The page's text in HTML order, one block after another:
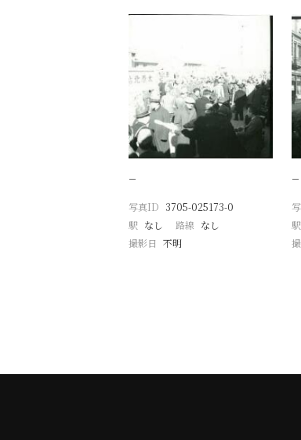
−
写真ID 3705-025173-0
駅 なし 路線 なし
撮影日 不明
−
駅